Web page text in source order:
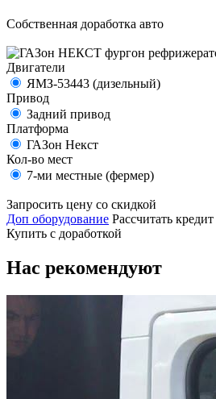
Собственная доработка авто
Двигатели
ЯМЗ-53443 (дизельный)
Привод
Задний привод
Платформа
ГАЗон Некст
Кол-во мест
7-ми местные (фермер)
Запросить цену со скидкой
Доп оборудование Рассчитать кредит
Купить с доработкой
Нас рекомендуют